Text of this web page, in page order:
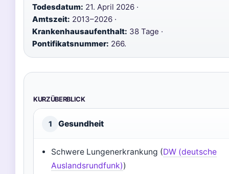
Todesdatum: 21. April 2026 ·
Amtszeit: 2013–2026 ·
Krankenhausaufenthalt: 38 Tage ·
Pontifikatsnummer: 266.
KURZÜBERBLICK
1 Gesundheit
Schwere Lungenerkrankung (DW (deutsche
Auslandsrundfunk))